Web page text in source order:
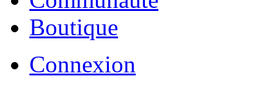
Boutique
Connexion